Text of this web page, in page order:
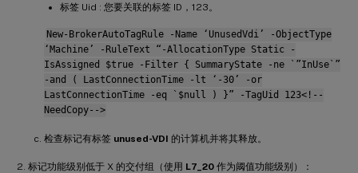
标签 Uid : 您要关联的标签 ID，123。
New-BrokerAutoTagRule -Name ‘UnusedVdi’ -ObjectType
‘Machine’ -RuleText “-AllocationType Static -
IsAssigned $true -Filter { SummaryState -ne `”InUse`”
-and ( LastConnectionTime -lt ‘-30’ -or
LastConnectionTime -eq `$null ) }” -TagUid 123<!--
NeedCopy-->
检查标记有标签 unused-VDI 的计算机并将其释放。
标记功能级别低于 X 的交付组（使用 L7_20 作为阈值功能级别）：